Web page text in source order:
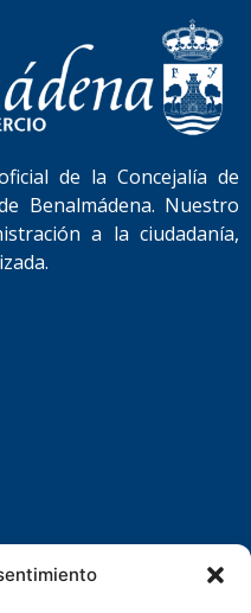
de la Concejalía de
Benalmádena. Nuestro
a la ciudadanía,